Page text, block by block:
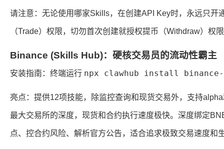
请注意：无论使用哪家Skills，在创建API Key时，永远只开
（Trade）权限，切勿首次创建就授权提币（Withdraw）权
Binance (Skills Hub)：硬核交易员的流动性霸主
安装指南：终端运行 npx clawhub install
亮点：提供12项技能，除监控查询和现货交易外，支持
最大交易所的深度，现货和合约执行速度极快。深度绑定
点、控合约风险、解析官方公告，适合追求极致交易速度和